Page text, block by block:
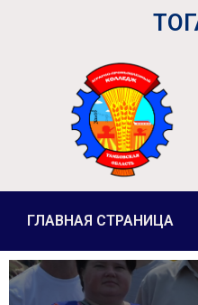
ГЛАВНАЯ СТРАНИЦА